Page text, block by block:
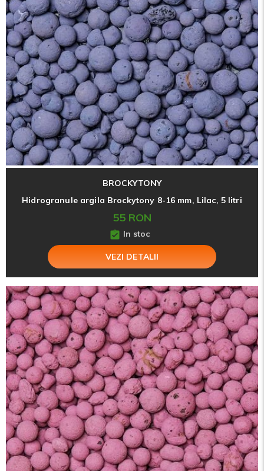
BROCKYTONY
Hidrogranule argila Brockytony 8-16 mm, Lilac, 5 litri
55 RON
In stoc
VEZI DETALII